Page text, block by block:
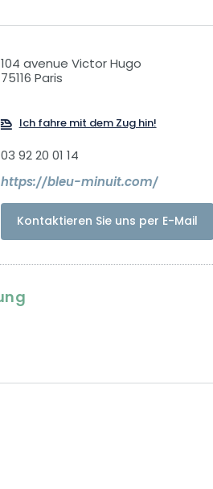
104 avenue Victor Hugo
75116 Paris
Ich fahre mit dem Zug hin!
03 92 20 01 14
https://bleu-minuit.com/
Kontaktieren Sie uns per E-Mail